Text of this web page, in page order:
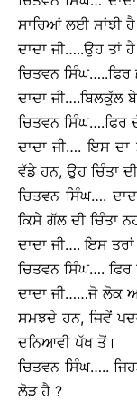
ਸਾਰਿਆਂ ਲਈ ਸਾਂਝੀ
ਦਾਦਾ ਜੀ…..ਉਹ ਤਾਂ
ਚਿਤਵਨ
ਦਾਦਾ ਜੀ….ਬਿਲਕੁੱਲ
ਚਿਤਵਨ ਸਿੰਘ….ਫਿਰ
ਦਾਦਾ ਜੀ…. ਇਸ
ਵੱਡੇ ਹਨ, ਉਹ ਚਿੰਤਾ
ਚਿਤਵਨ ਸਿੰਘ….
ਕਿਸੇ ਗੱਲ ਦੀ ਚਿੰਤਾ
ਦਾਦਾ ਜੀ…. ਇਸ ਤਰਾਂ
ਚਿਤਵਨ ਸਿੰਘ…. ਫਿਰ
ਦਾਦਾ ਜੀ……ਜੋ ਲੋਕ
ਸਮਝਦੇ ਹਨ, ਜਿਵੇਂ
ਦਨਿਆਵੀ ਪੱਖ ਤੋਂ।
ਚਿਤਵਨ ਸਿੰਘ…..
ਲੋੜ ਹੈ ?